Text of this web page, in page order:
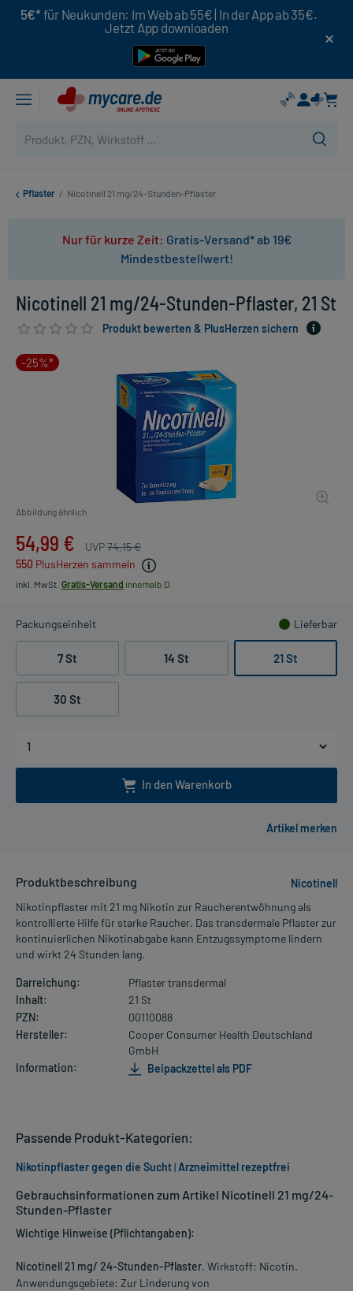
5€* für Neukunden: Im Web ab 55€ | In der App ab 35€.
Jetzt App downloaden
Pflaster / Nicotinell 21 mg/24-Stunden-Pflaster
Nur für kurze Zeit: Gratis-Versand* ab 19€
Mindestbestellwert!
Nicotinell 21 mg/24-Stunden-Pflaster, 21 St
Produkt bewerten & PlusHerzen sichern
-25%*
Abbildung ähnlich
54,99 € UVP74,15 €
550 PlusHerzen sammeln
inkl. MwSt. Gratis-Versand innerhalb D.
Packungseinheit Lieferbar
7 St 14 St 21 St
30 St
In den Warenkorb
Produktbeschreibung
Nicotinell
Nikotinpflaster mit 21 mg Nikotin zur Raucherentwöhnung als
kontrollierte Hilfe für starke Raucher. Das transdermale Pflaster zur
kontinuierlichen Nikotinabgabe kann Entzugssymptome lindern
und wirkt 24 Stunden lang.
Darreichung:
Pflaster transdermal
Inhalt:
21 St
PZN:
00110088
Hersteller:
Cooper Consumer Health Deutschland
GmbH
Information:
Beipackzettel als PDF
Gebrauchsinformationen zum Artikel Nicotinell 21 mg/24-
Stunden-Pflaster
Wichtige Hinweise (Pflichtangaben):
Nicotinell 21 mg/ 24-Stunden-Pflaster. Wirkstoff: Nicotin.
Anwendungsgebiete: Zur Linderung von
Passende Produkt-Kategorien:
Nikotinpflaster gegen die Sucht|Arzneimittel rezeptfrei